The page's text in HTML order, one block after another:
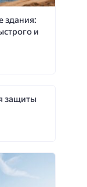
здания:
и
защиты